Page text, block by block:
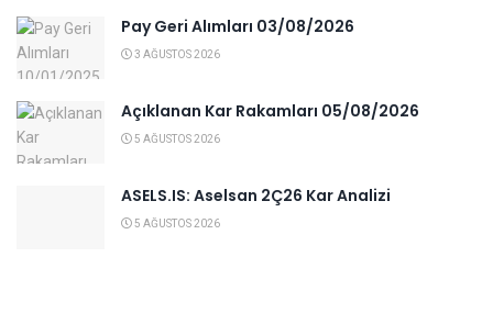
Pay Geri Alımları 03/08/2026
3 AĞUSTOS 2026
Açıklanan Kar Rakamları 05/08/2026
5 AĞUSTOS 2026
ASELS.IS: Aselsan 2Ç26 Kar Analizi
5 AĞUSTOS 2026